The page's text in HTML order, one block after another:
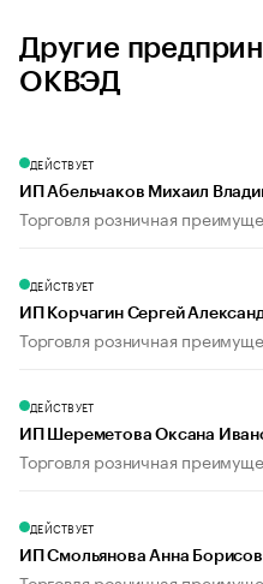
Другие
ОКВЭД
ДЕЙСТВУЕТ
ИП Абельчаков Михаил
Торговля розничная
ДЕЙСТВУЕТ
ИП Корчагин Сергей
Торговля розничная
ДЕЙСТВУЕТ
ИП Шереметова Оксана
Торговля розничная
ДЕЙСТВУЕТ
ИП Смольянова Анна